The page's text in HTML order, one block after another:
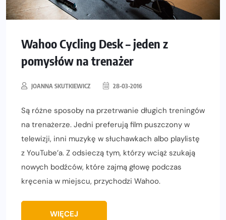
Wahoo Cycling Desk – jeden z
pomysłów na trenażer
JOANNA SKUTKIEWICZ 28-03-2016
Są różne sposoby na przetrwanie długich treningów
na trenażerze. Jedni preferują film puszczony w
telewizji, inni muzykę w słuchawkach albo playlistę
z YouTube’a. Z odsieczą tym, którzy wciąż szukają
nowych bodźców, które zajmą głowę podczas
kręcenia w miejscu, przychodzi Wahoo.
WIĘCEJ